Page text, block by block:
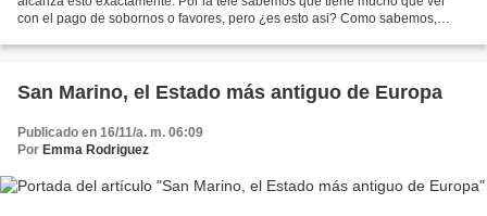
con el pago de sobornos o favores, pero ¿es esto asi? Como sabemos,
San Marino, el Estado más antiguo de Europa
Publicado en 16/11/a. m. 06:09
Por Emma Rodriguez